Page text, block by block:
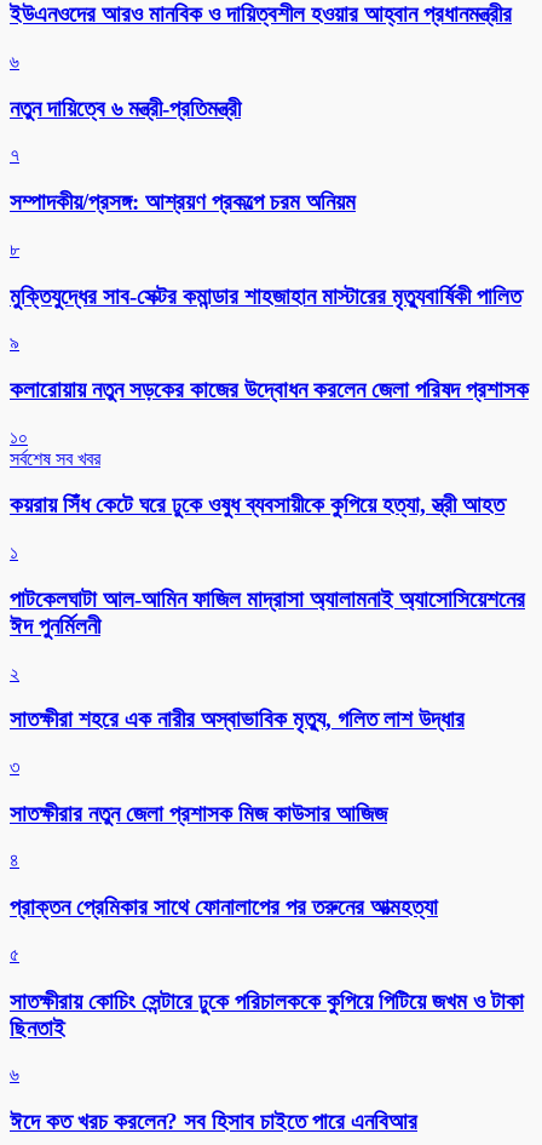
ইউএনওদের আরও মানবিক ও দায়িত্বশীল হওয়ার আহ্বান প্রধানমন্ত্রীর
৬
নতুন দায়িত্বে ৬ মন্ত্রী-প্রতিমন্ত্রী
৭
সম্পাদকীয়/প্রসঙ্গ: আশ্রয়ণ প্রকল্পে চরম অনিয়ম
৮
মুক্তিযুদ্ধের সাব-সেক্টর কমান্ডার শাহজাহান মাস্টারের মৃত্যুবার্ষিকী পালিত
৯
কলারোয়ায় নতুন সড়কের কাজের উদ্বোধন করলেন জেলা পরিষদ প্রশাসক
১০
সর্বশেষ সব খবর
কয়রায় সিঁধ কেটে ঘরে ঢুকে ওষুধ ব্যবসায়ীকে কুপিয়ে হত্যা, স্ত্রী আহত
১
পাটকেলঘাটা আল-আমিন ফাজিল মাদ্রাসা অ্যালামনাই অ্যাসোসিয়েশনের
ঈদ পুনর্মিলনী
২
সাতক্ষীরা শহরে এক নারীর অস্বাভাবিক মৃত্যু, গলিত লাশ উদ্ধার
৩
সাতক্ষীরার নতুন জেলা প্রশাসক মিজ কাউসার আজিজ
৪
প্রাক্তন প্রেমিকার সাথে ফোনালাপের পর তরুনের আত্মহত্যা
৫
সাতক্ষীরায় কোচিং সেন্টারে ঢুকে পরিচালককে কুপিয়ে পিটিয়ে জখম ও টাকা
ছিনতাই
৬
ঈদে কত খরচ করলেন? সব হিসাব চাইতে পারে এনবিআর